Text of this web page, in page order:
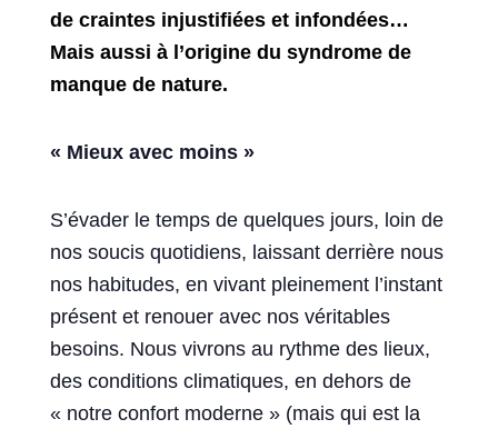
de craintes injustifiées et infondées…
Mais aussi à l’origine du syndrome de
manque de nature.
« Mieux avec moins »
S’évader le temps de quelques jours, loin de
nos soucis quotidiens, laissant derrière nous
nos habitudes, en vivant pleinement l’instant
présent et renouer avec nos véritables
besoins. Nous vivrons au rythme des lieux,
des conditions climatiques, en dehors de
« notre confort moderne » (mais qui est la